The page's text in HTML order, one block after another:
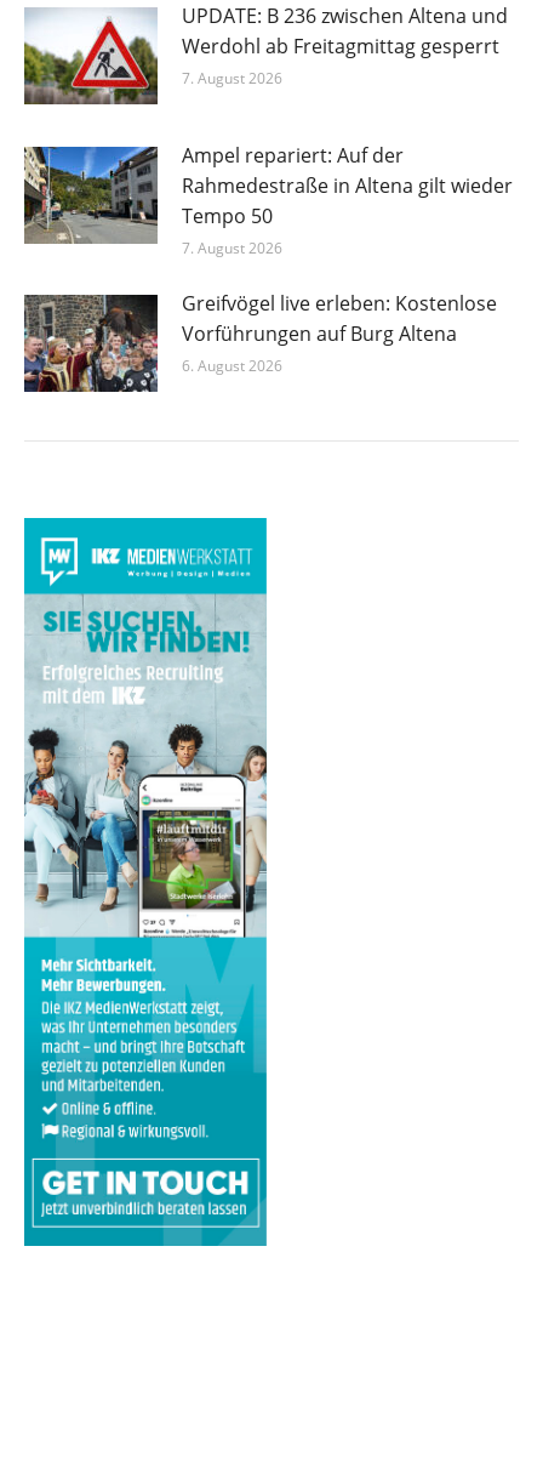
UPDATE: B 236 zwischen Altena und
Werdohl ab Freitagmittag gesperrt
7. August 2026
Ampel repariert: Auf der
Rahmedestraße in Altena gilt wieder
Tempo 50
7. August 2026
Greifvögel live erleben: Kostenlose
Vorführungen auf Burg Altena
6. August 2026